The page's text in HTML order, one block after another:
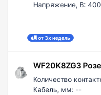
Напряжение, В: 400
от 3х недель
WF20K8ZG3
Количество
Кабель, мм: --